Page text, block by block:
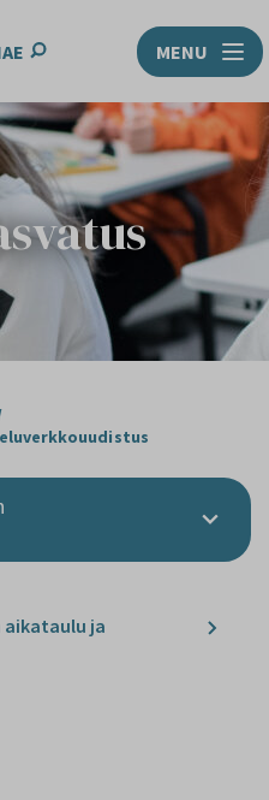
MENU
aikataulu ja